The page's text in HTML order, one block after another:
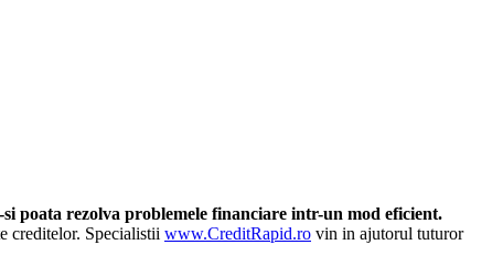
poata rezolva problemele financiare intr-un mod eficient.
creditelor. Specialistii www.CreditRapid.ro vin in ajutorul tuturor